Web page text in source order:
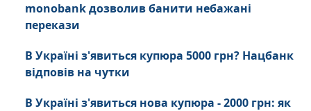
monobank дозволив банити небажані
перекази
В Україні з'явиться купюра 5000 грн? Нацбанк
відповів на чутки
В Україні з'явиться нова купюра - 2000 грн: як